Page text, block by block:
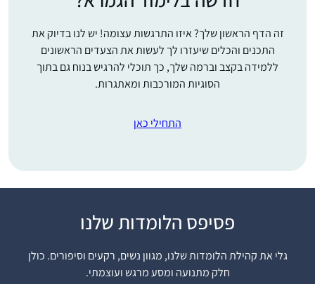
זה הדף הראשון שלך? איזו התרגשות עצומה! יש לנו בדיוק את
התכנים והכלים שיעזרו לך לעשות את הצעדים הראשונים
ללמידה בקצב וברמה שלך, כך תוכלי להרגיש בנוח גם בתוך
הסוגיות המורכבות ומאתגרות.
התחילי כאן
פסיפס הלומדות שלנו
גלי את קהילת הלומדות שלנו, מגוון נשים, רקעים וסיפורים. כולן
חלק מתנועה ומסע מרגש ועוצמתי.
עשרות שנים של "ג’ינגול”
בין משפחה לקריירה
תובענית בהייטק,